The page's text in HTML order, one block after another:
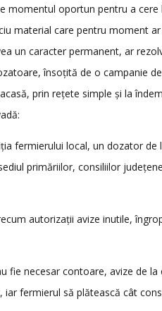
momentul oportun pentru a cere
material care pentru moment
un caracter permanent, ar
însoțită de o campanie
prin rețete simple și la
fermierului local, un dozator de
primăriilor, consiliilor
autorizații avize inutile,
fie necesar contoare, avize de
fermierul să plătească cât